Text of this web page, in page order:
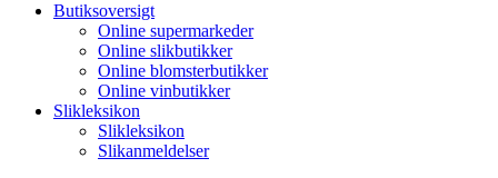
Butiksoversigt
Online supermarkeder
Online slikbutikker
Online blomsterbutikker
Online vinbutikker
Slikleksikon
Slikleksikon
Slikanmeldelser